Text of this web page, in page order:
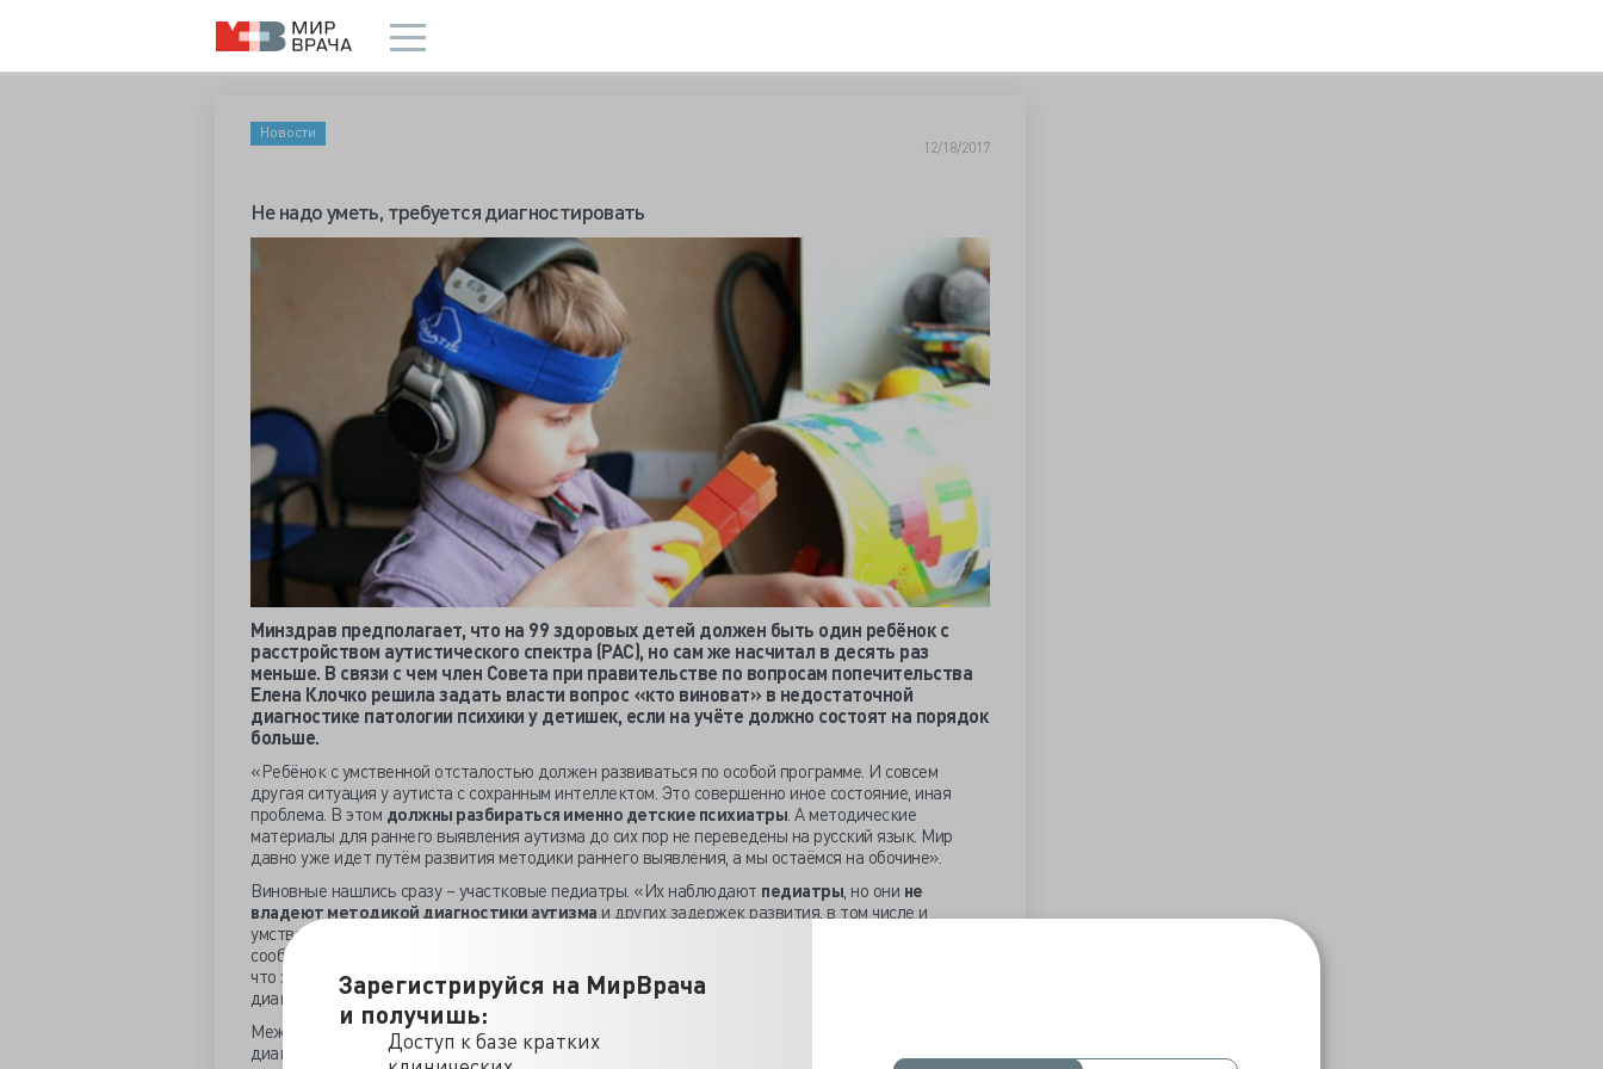
Зарегистрируйся на МирВрача
и получишь:
Доступ к базе кратких
Новости
12/18/2017
Не надо уметь, требуется диагностировать
Минздрав предполагает, что на 99 здоровых детей должен быть один ребёнок с
расстройством аутистического спектра (РАС), но сам же насчитал в десять раз
меньше. В связи с чем член Совета при правительстве по вопросам попечительства
Елена Клочко решила задать власти вопрос «кто виноват» в недостаточной
диагностике патологии психики у детишек, если на учёте должно состоят на порядок
больше.
«Ребёнок с умственной отсталостью должен развиваться по особой программе. И совсем
другая ситуация у аутиста с сохранным интеллектом. Это совершенно иное состояние, иная
проблема. В этом должны разбираться именно детские психиатры. А методические
материалы для раннего выявления аутизма до сих пор не переведены на русский язык. Мир
давно уже идет путём развития методики раннего выявления, а мы остаёмся на обочине».
Виновные нашлись сразу – участковые педиатры. «Их наблюдают педиатры, но они не
владеют методикой диагностики аутизма и других задержек развития, в том числе и
умственной отсталости. Меры вовремя не предпринимаются, и ребёнок остается без помощи», -
сообщила главный столичный детский психиатр Анна Портнова. Педиатры не владеют, потому
что это не их спектр заботы, но столичная власть решила обучать педиатров и неврологов
диагностике психической патологии.
Между тем, Минздрав не уверен, что мир адекватно и без существенного преувеличения
диагностирует РАС, потому что на учёт ставятся как будто все маленькие аутисты и